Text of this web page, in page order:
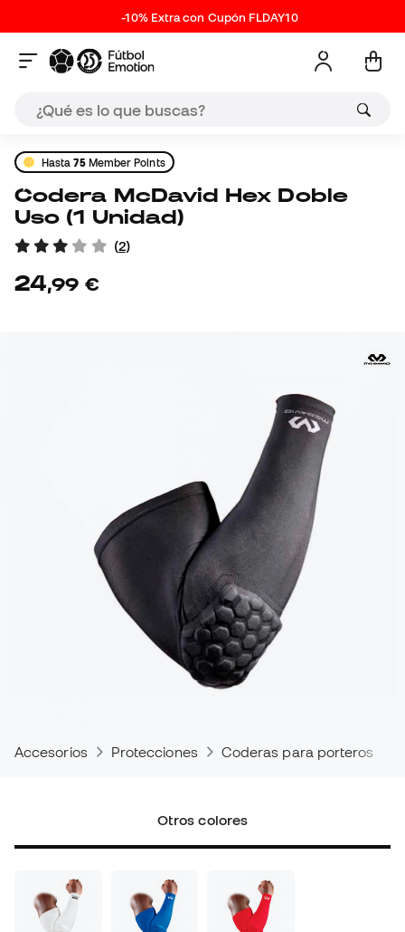
-10% Extra con Cupón FLDAY10
Hasta75Member Points
Codera McDavid Hex Doble
Uso (1 Unidad)
(2)
24,99 €
Accesorios Protecciones Coderas para porteros
Otros colores